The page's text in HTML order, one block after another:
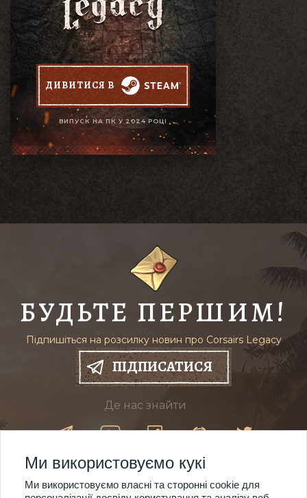
ДИВИТИСЯ В
ВИПУСК НА ПК У 2024 РОЦІ
БУДЬТЕ ПЕРШИМ!
Підпишіться на розсилку новин про Corsairs Legacy
ПІДПИСАТИСЯ
Де нас знайти
ПРИДБАТИ
Steam ключ 25$
Ми використовуємо кукі
Ми використовуємо власні та сторонні cookie для